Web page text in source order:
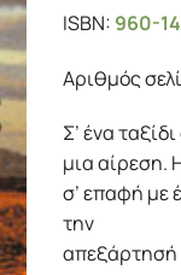
ISBN: 960-
Αριθμός
Σ’ ένα
μια αίρεση.
σ’ επαφή με
την
απεξάρτησή